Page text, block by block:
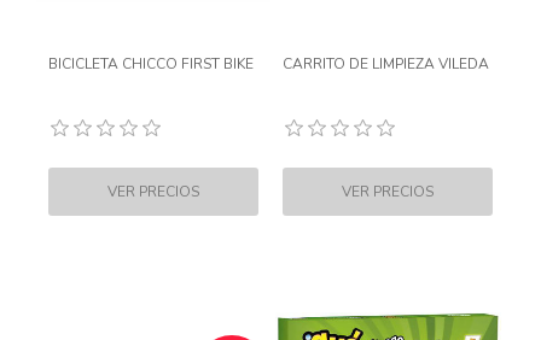
BICICLETA CHICCO FIRST BIKE CARRITO DE LIMPIEZA VILEDA